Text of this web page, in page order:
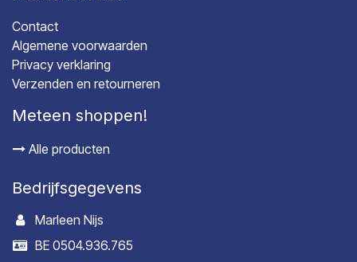
Contact
Algemene voorwaarden
Privacy verklaring
Verzenden en retourneren
Meteen shoppen!
Alle producten
Bedrijfsgegevens
Marleen Nijs
BE 0504.936.765